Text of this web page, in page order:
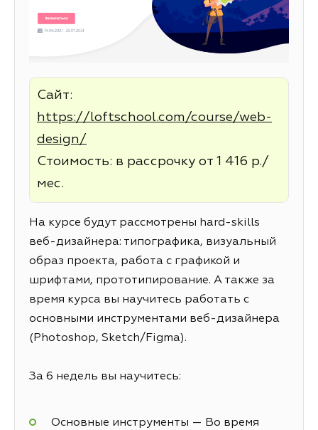
Сайт:
https://loftschool.com/course/web-
design/
Стоимость: в рассрочку от 1 416 р./
мес.
На курсе будут рассмотрены hard-skills
веб-дизайнера: типографика, визуальный
образ проекта, работа с графикой и
шрифтами, прототипирование. А также за
время курса вы научитесь работать с
основными инструментами веб-дизайнера
(Photoshop, Sketch/Figma).
За 6 недель вы научитесь:
Основные инструменты — Во время